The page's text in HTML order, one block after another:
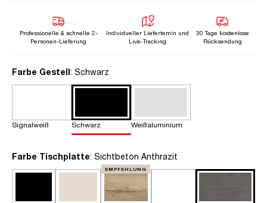
Professionelle & schnelle 2-
Personen-Lieferung
Individueller Liefertemin und
Live-Tracking
30 Tage kostenlose
Rücksendung
Farbe Gestellauswählen
: Schwarz
Signalweiß Schwarz Weißaluminium
Farbe Tischplatteauswählen
: Sichtbeton Anthrazit
EMPFEHLUNG